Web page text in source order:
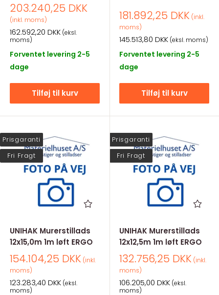
Salgspris
203.240,25 DKK
(inkl. moms)
Salgspris
162.592,20 DKK (eksl.
moms)
Forventet levering 2-5
dage
Tilføj til kurv
Salgspris
181.892,25 DKK (inkl.
moms)
Salgspris
145.513,80 DKK (eksl. moms)
Forventet levering 2-5
dage
Tilføj til kurv
Prisgaranti
Fri Fragt
UNIHAK Murerstillads
12x15,0m 1m løft ERGO
Salgspris
154.104,25 DKK (inkl.
moms)
Salgspris
123.283,40 DKK (eksl.
moms)
Prisgaranti
Fri Fragt
UNIHAK Murerstillads
12x12,5m 1m løft ERGO
Salgspris
132.756,25 DKK (inkl.
moms)
Salgspris
106.205,00 DKK (eksl.
moms)